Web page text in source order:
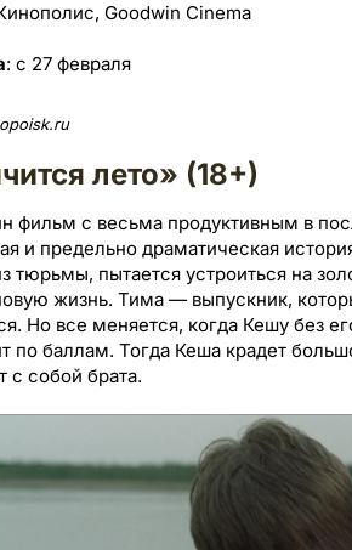
Goodwin Cinema
: с 27 февраля
ru
лето» (18+)
фильм с весьма продуктивным в
и предельно драматическая
тюрьмы, пытается устроиться на
жизнь. Тима — выпускник,
Но все меняется, когда Кешу без
по баллам. Тогда Кеша крадет
с собой брата.